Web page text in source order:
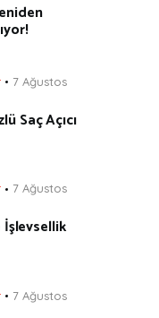
7 Ağustos
Saç Açıcı
7 Ağustos
7 Ağustos